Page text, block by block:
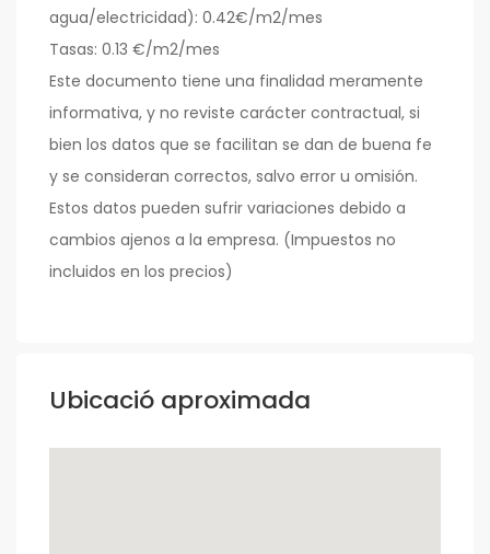
agua/electricidad): 0.42€/m2/mes
Tasas: 0.13 €/m2/mes
Este documento tiene una finalidad meramente
informativa, y no reviste carácter contractual, si
bien los datos que se facilitan se dan de buena fe
y se consideran correctos, salvo error u omisión.
Estos datos pueden sufrir variaciones debido a
cambios ajenos a la empresa. (Impuestos no
incluidos en los precios)
Ubicació aproximada